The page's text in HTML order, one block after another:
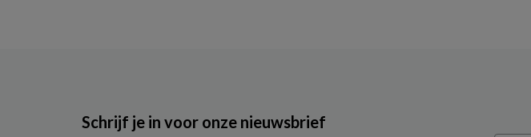
Schrijf je in voor onze nieuwsbrief